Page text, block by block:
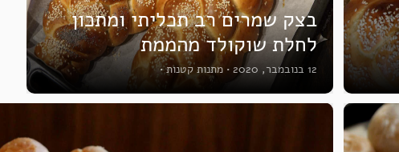
בצק שמרים רב תכליתי ומתכון
לחלת שוקולד מהממת
12 בנובמבר, 2020 • מתנות קטנות •